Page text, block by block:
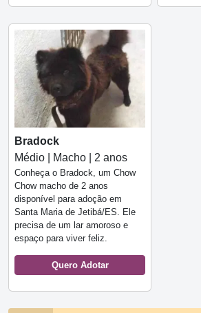
Bradock
Médio | Macho | 2 anos
Conheça o Bradock, um Chow
Chow macho de 2 anos
disponível para adoção em
Santa Maria de Jetibá/ES. Ele
precisa de um lar amoroso e
espaço para viver feliz.
Quero Adotar